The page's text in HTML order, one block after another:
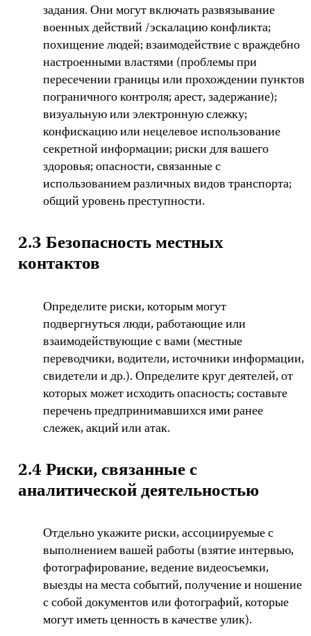
задания. Они могут включать развязывание
военных действий /эскалацию конфликта;
похищение людей; взаимодействие с враждебно
настроенными властями (проблемы при
пересечении границы или прохождении пунктов
пограничного контроля; арест, задержание);
визуальную или электронную слежку;
конфискацию или нецелевое использование
секретной информации; риски для вашего
здоровья; опасности, связанные с
использованием различных видов транспорта;
общий уровень преступности.
2.3 Безопасность местных
контактов
Определите риски, которым могут
подвергнуться люди, работающие или
взаимодействующие с вами (местные
переводчики, водители, источники информации,
свидетели и др.). Определите круг деятелей, от
которых может исходить опасность; составьте
перечень предпринимавшихся ими ранее
слежек, акций или атак.
2.4 Риски, связанные с
аналитической деятельностью
Отдельно укажите риски, ассоциируемые с
выполнением вашей работы (взятие интервью,
фотографирование, ведение видеосъемки,
выезды на места событий, получение и ношение
с собой документов или фотографий, которые
могут иметь ценность в качестве улик).